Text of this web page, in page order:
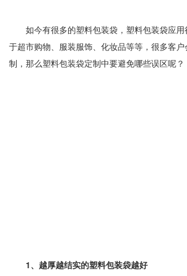
如今有很多的塑料包装袋，塑料包装袋应用
于超市购物、服装服饰、化妆品等等，很多客户
制，那么塑料包装袋定制中要避免哪些误区呢？
1、越厚越结实的塑料包装袋越好